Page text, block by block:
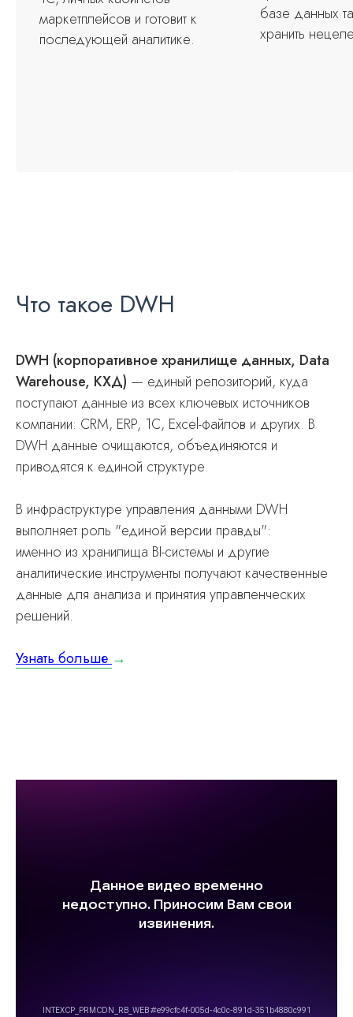
маркетплейсов и готовит к
последующей аналитике.
базе данных
хранить
Что такое DWH
DWH (корпоративное хранилище данных, Data
Warehouse, КХД) — единый репозиторий, куда
поступают данные из всех ключевых источников
компании: CRM, ERP, 1С, Excel-файлов и других. В
DWH данные очищаются, объединяются и
приводятся к единой структуре.
В инфраструктуре управления данными DWH
выполняет роль "единой версии правды":
именно из хранилища BI-системы и другие
аналитические инструменты получают качественные
данные для анализа и принятия управленческих
решений.
Узнать больше →